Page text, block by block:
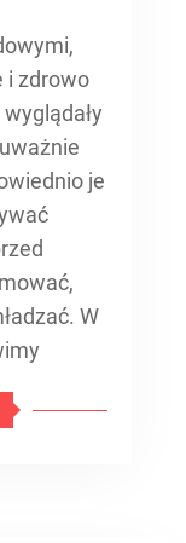
i zdrowo
je
W